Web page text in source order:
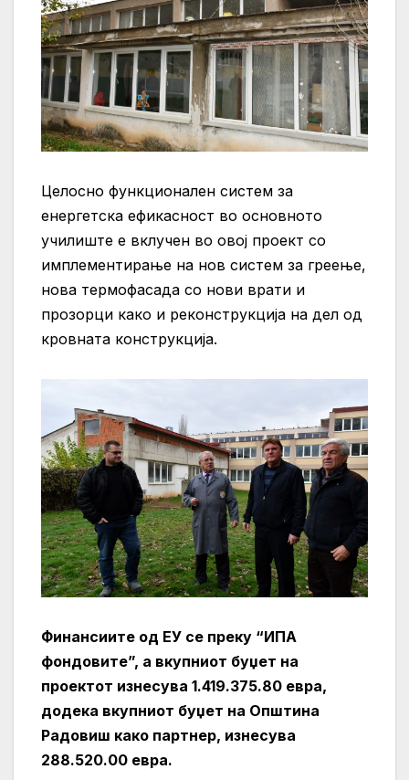
Целосно функционален систем за
енергетска ефикасност во основното
училиште е вклучен во овој проект со
имплементирање на нов систем за греење,
нова термофасада со нови врати и
прозорци како и реконструкција на дел од
кровната конструкција.
Финансиите од ЕУ се преку “ИПА
фондовите”, а вкупниот буџет на
проектот изнесува 1.419.375.80 евра,
додека вкупниот буџет на Општина
Радовиш како партнер, изнесува
288.520.00 евра.